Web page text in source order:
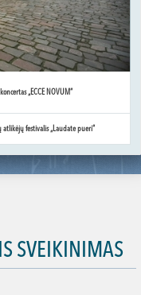
„ECCE NOVUM“
atlikėjų festivalis „Laudate pueri“
SVEIKINIMAS